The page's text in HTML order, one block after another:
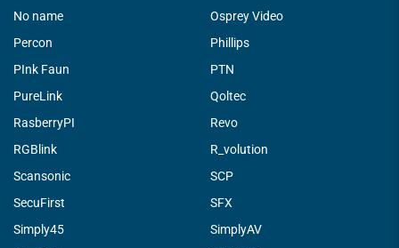
No name
Osprey Video
Percon
Phillips
PInk Faun
PTN
PureLink
Qoltec
RasberryPI
Revo
RGBlink
R_volution
Scansonic
SCP
SecuFirst
SFX
Simply45
SimplyAV